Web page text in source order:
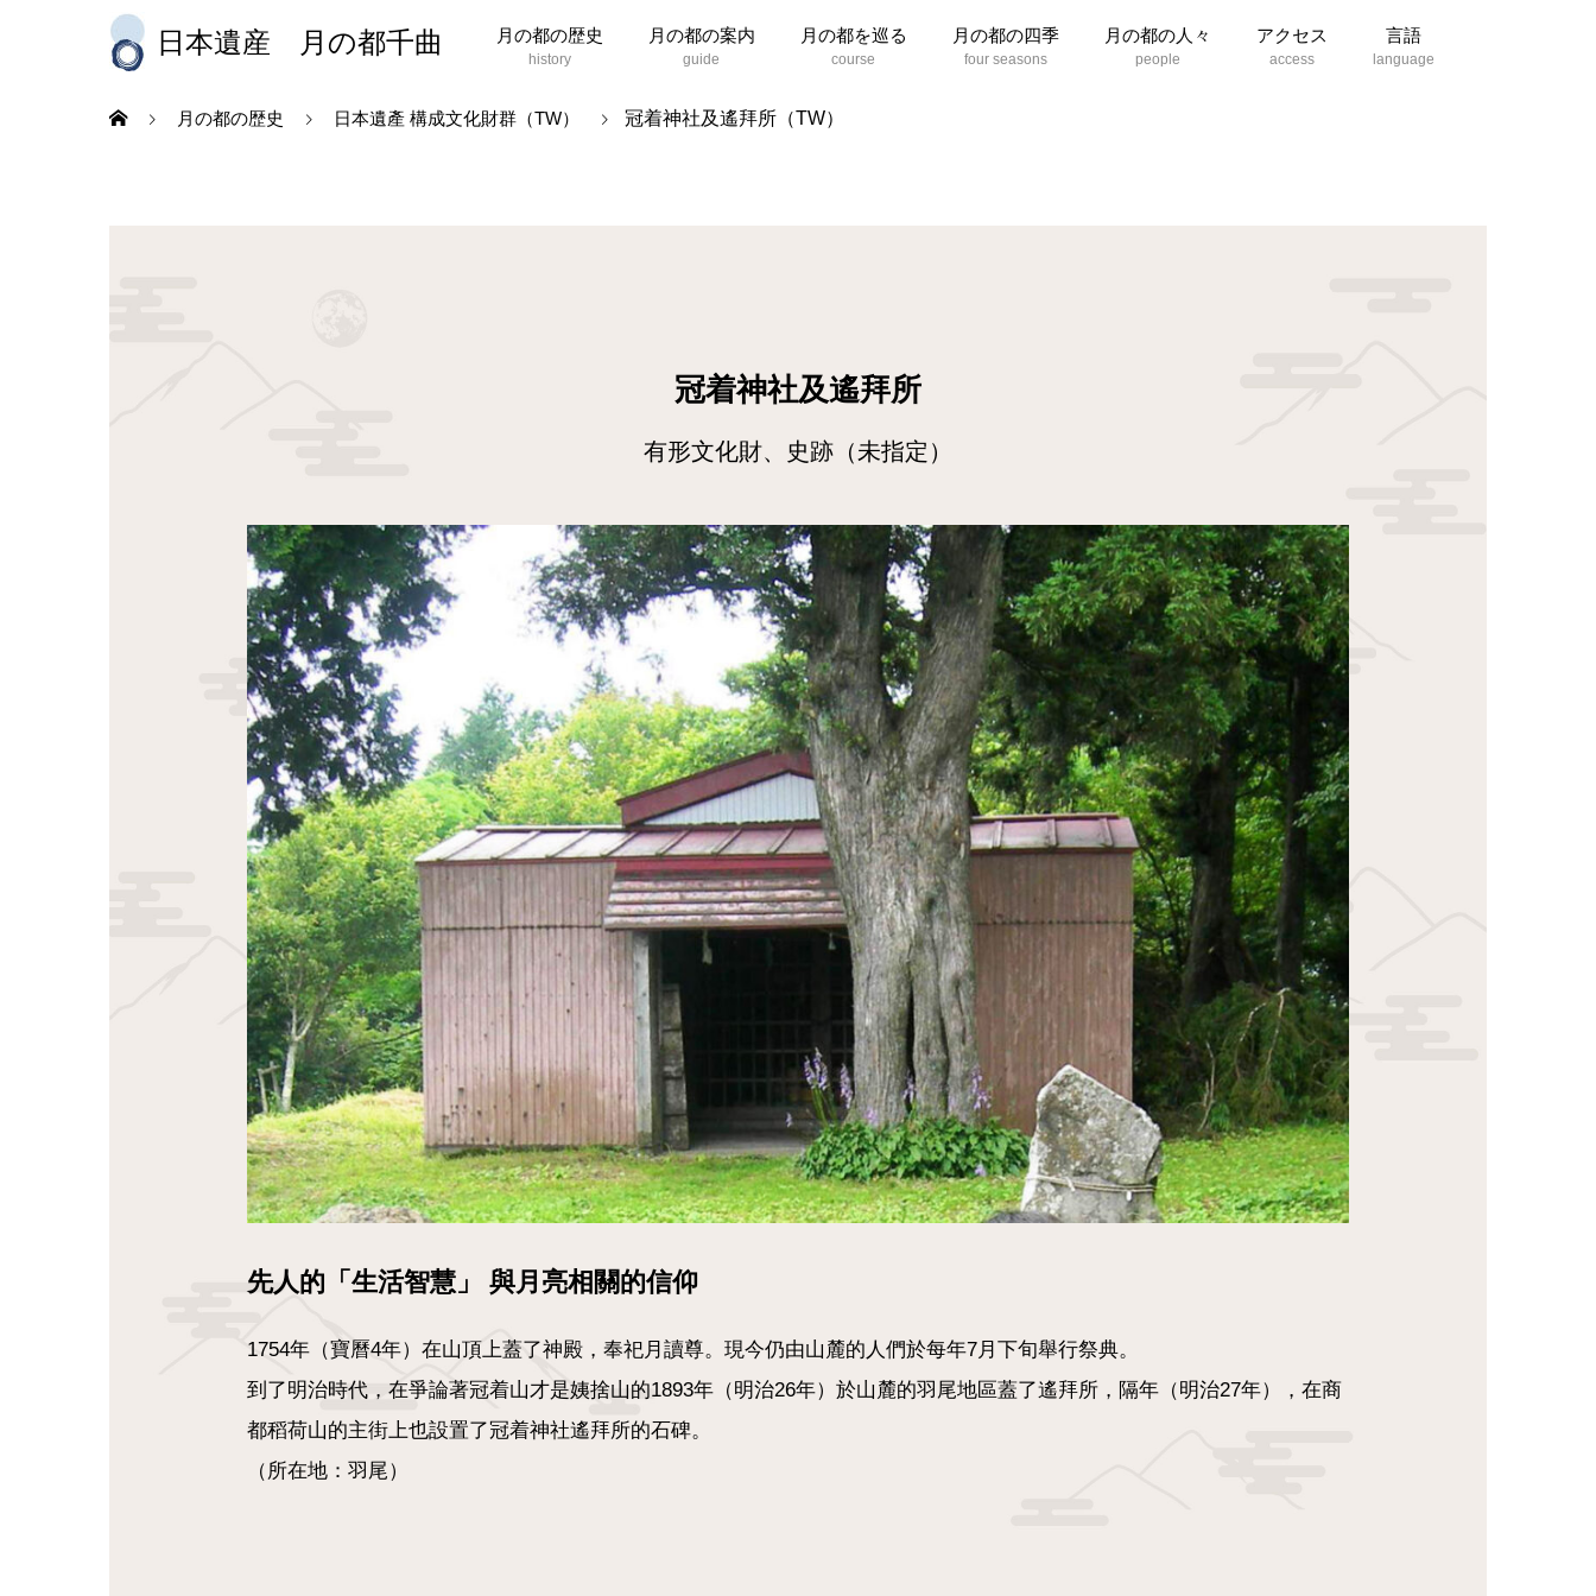
日本遺産 月の都千曲 月の都の歴史 月の都の案内 月の都を巡る 月の都の四季 月の都の人々 アクセス 言語
月の都の歴史 日本遺產 構成文化財群（TW） 冠着神社及遙拜所（TW）
冠着神社及遙拜所
有形文化財、史跡（未指定）
先人的「生活智慧」 與月亮相關的信仰
1754年（寶曆4年）在山頂上蓋了神殿，奉祀月讀尊。現今仍由山麓的人們於每年7月下旬舉行祭典。
到了明治時代，在爭論著冠着山才是姨捨山的1893年（明治26年）於山麓的羽尾地區蓋了遙拜所，隔年（明治27年），在商
都稻荷山的主街上也設置了冠着神社遙拜所的石碑。
（所在地：羽尾）